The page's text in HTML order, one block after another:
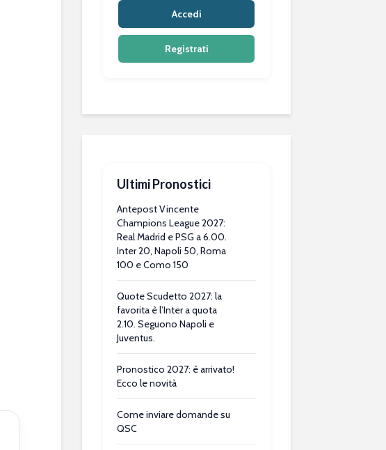
Accedi
Registrati
Ultimi Pronostici
Antepost Vincente
Champions League 2027:
Real Madrid e PSG a 6.00.
Inter 20, Napoli 50, Roma
100 e Como 150
Quote Scudetto 2027: la
favorita è l’Inter a quota
2.10. Seguono Napoli e
Juventus.
Pronostico 2027: è arrivato!
Ecco le novità
Come inviare domande su
QSC